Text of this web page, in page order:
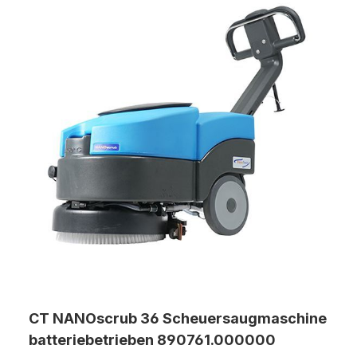
Unterhaltsreinigungsmaschine, die sich sowohl auf Holz-
und Hartböden als auch auf Teppichen zum
Shampoonieren einsetzen lässt. Serienmäßig wird die
Maschine bereits mit dem Zubehör ausgeliefert. Der
ergonomische Handgriff ist ideal für ein ermüdungsfreies
Arbeiten. Gesamtleistung: 1800W / 230V Arbeitsbreite:
432 mm (17") Drehzahl: 154 U/min Gewicht kompl.: 48 bis
73 kg (2x14 kg Auflagegewichte werden mitgeliefert)
Netzkabellänge: 12 Meter wartungsfreies
Stahlplanetengetrieb Lieferung inkl.: Laugentank 12 Liter,
Shampoo-Bürste (weich), Schrubb-Bürste (mittel), Pad-
Treibteller Vollhaftbelag, 2 Stück Zusatzgewichte a 14 kg
CT NANOscrub 36 Scheuersaugmaschine
batteriebetrieben 890761.000000